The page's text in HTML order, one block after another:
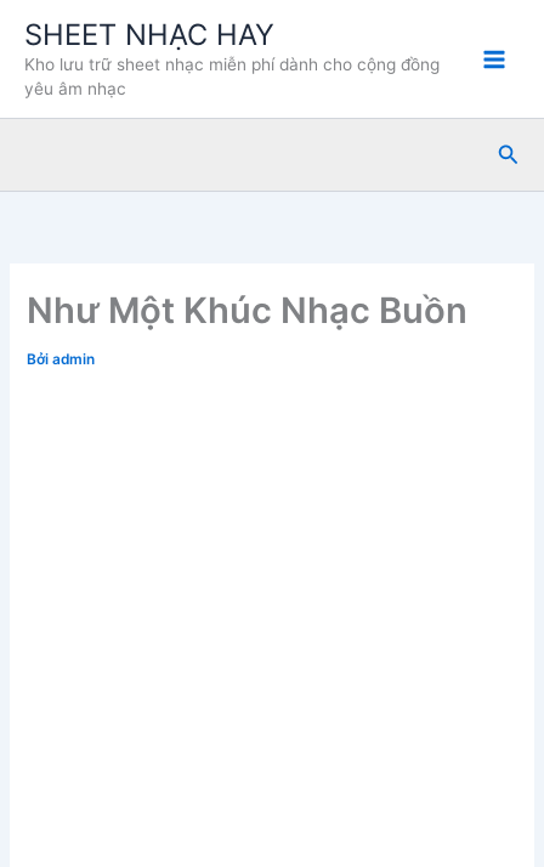
dung
SHEET NHẠC HAY
Kho lưu trữ sheet nhạc miễn phí dành cho cộng đồng
yêu âm nhạc
Tìm
Như Một Khúc Nhạc Buồn
Bởiadmin